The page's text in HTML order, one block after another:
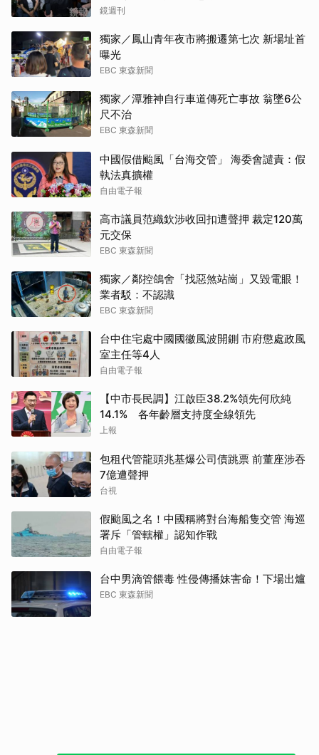
鏡週刊
獨家／鳳山青年夜市將搬遷第七次 新場址首
曝光
EBC 東森新聞
獨家／潭雅神自行車道傳死亡事故 翁墜6公
尺不治
EBC 東森新聞
中國假借颱風「台海交管」 海委會譴責：假
執法真擴權
自由電子報
高市議員范織欽涉收回扣遭聲押 裁定120萬
元交保
EBC 東森新聞
獨家／鄰控鴿舍「找惡煞站崗」又毀電眼！
業者駁：不認識
EBC 東森新聞
台中住宅處中國國徽風波開鍘 市府懲處政風
室主任等4人
自由電子報
【中市長民調】江啟臣38.2%領先何欣純
14.1% 各年齡層支持度全線領先
上報
包租代管龍頭兆基爆公司債跳票 前董座涉吞
7億遭聲押
台視
假颱風之名！中國稱將對台海船隻交管 海巡
署斥「管轄權」認知作戰
自由電子報
台中男滴管餵毒 性侵傳播妹害命！下場出爐
EBC 東森新聞